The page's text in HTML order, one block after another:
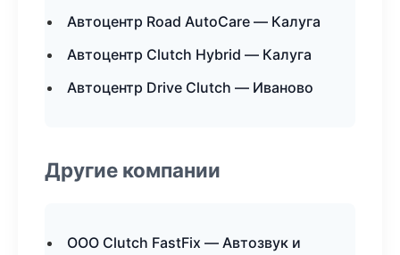
Автоцентр Road AutoCare — Калуга
Автоцентр Clutch Hybrid — Калуга
Автоцентр Drive Clutch — Иваново
Другие компании
ООО Clutch FastFix — Автозвук и